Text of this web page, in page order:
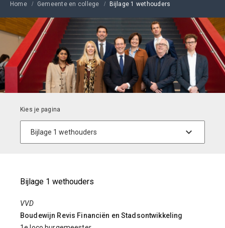
Home Gemeente en college Bijlage 1 wethouders
Bijlage 1 wethouders
VVD
Boudewijn Revis Financiën en Stadsontwikkeling